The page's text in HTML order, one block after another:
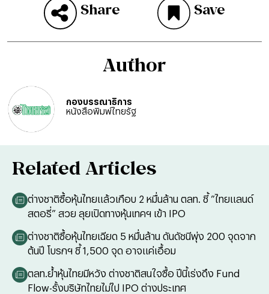
Share Save
Author
กองบรรณาธิการ
หนังสือพิมพ์ไทยรัฐ
Related Articles
ต่างชาติซื้อหุ้นไทยแล้วเกือบ 2 หมื่นล้าน ตลท. ชี้ ”ไทยแลนด์
สตอรี่” สวย ลุยเปิดทางหุ้นเทคฯ เข้า IPO
ต่างชาติซื้อหุ้นไทยเฉียด 5 หมื่นล้าน ดันดัชนีพุ่ง 200 จุดจาก
ต้นปี โบรกฯ ชี้ 1,500 จุด อาจแค่เอื้อม
ตลท.ย้ำหุ้นไทยมีหวัง ต่างชาติสนใจซื้อ ปีนี้เร่งดึง Fund
Flow-รั้งบริษัทไทยไม่ไป IPO ต่างประเทศ